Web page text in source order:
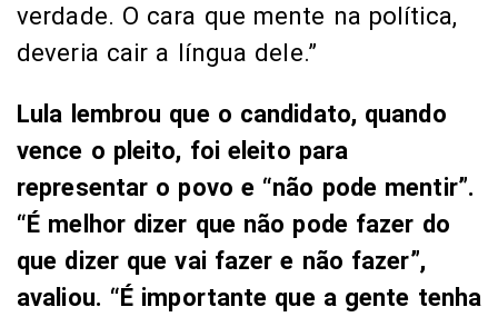
verdade. O cara que mente na política,
deveria cair a língua dele.”
Lula lembrou que o candidato, quando
vence o pleito, foi eleito para
representar o povo e “não pode mentir”.
“É melhor dizer que não pode fazer do
que dizer que vai fazer e não fazer”,
avaliou. “É importante que a gente tenha